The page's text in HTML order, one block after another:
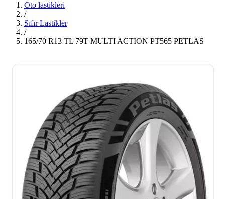
Oto lastikleri
/
Sıfır Lastikler
/
165/70 R13 TL 79T MULTI ACTION PT565 PETLAS